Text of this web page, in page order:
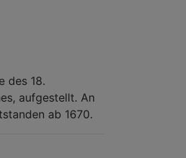
des 18.
aufgestellt. An
ab 1670.